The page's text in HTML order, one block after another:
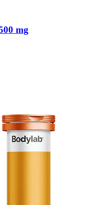
mg